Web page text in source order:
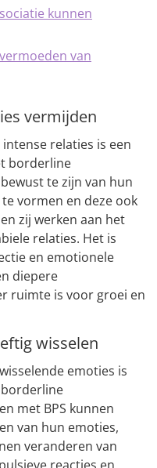
kunnen
van
vermijden
relaties is een
borderline
te zijn van hun
vormen en deze ook
zij werken aan het
relaties. Het is
en emotionele
diepere
ruimte is voor groei en
wisselen
emoties is
met BPS kunnen
van hun emoties,
veranderen van